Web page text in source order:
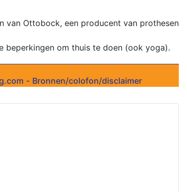
van Ottobock, een producent van prothesen
beperkingen om thuis te doen (ook yoga).
- Bronnen/colofon/disclaimer